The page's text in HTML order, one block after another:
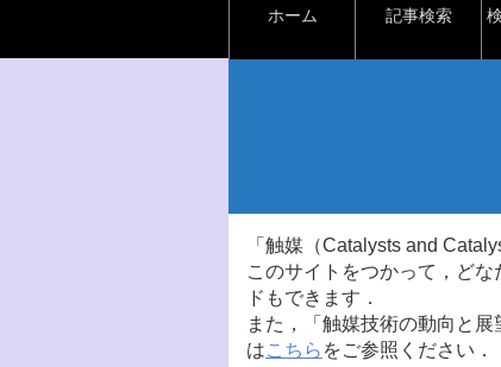
ホーム 記事検索
「触媒（Catalysts and
このサイトをつかって，ど
ドもできます．
また，「触媒技術の動向と
はこちら をご参照ください．